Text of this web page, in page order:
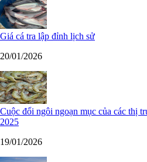
Giá cá tra lập đỉnh lịch sử
20/01/2026
Cuộc đổi ngôi ngoạn mục của các thị
2025
19/01/2026